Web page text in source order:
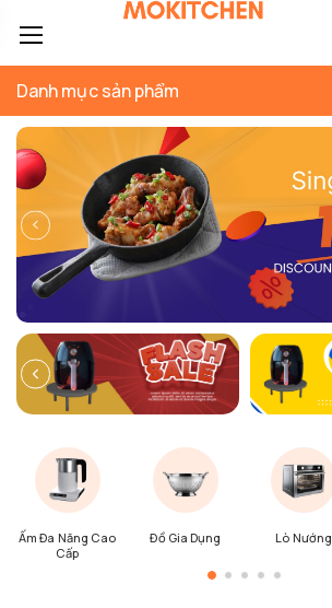
Danh mục sản phẩm
Ấm Đa Năng Cao
Cấp
Đồ Gia Dụng Lò Nướng